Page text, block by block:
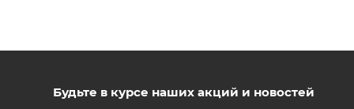
Будьте в курсе наших акций и новостей